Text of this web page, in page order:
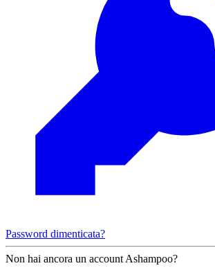
Password dimenticata?
Non hai ancora un account Ashampoo?